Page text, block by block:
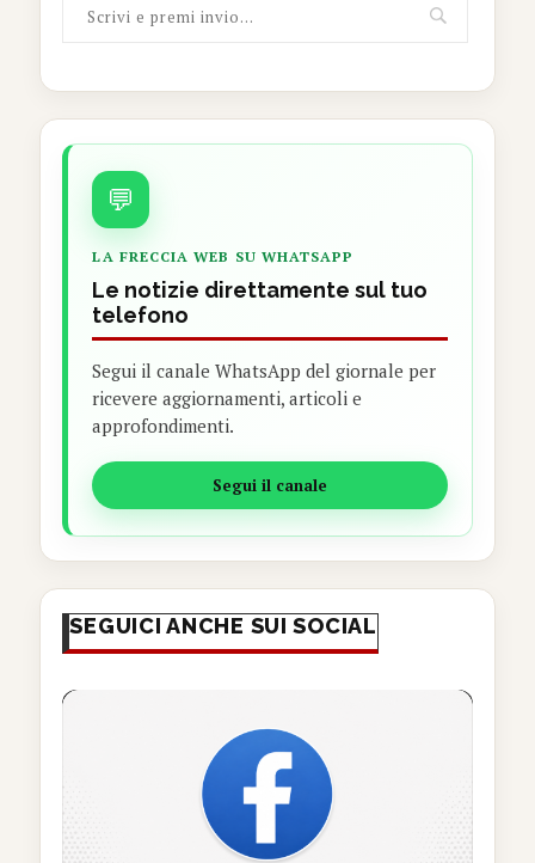
💬
LA FRECCIA WEB SU WHATSAPP
Le notizie direttamente sul tuo
telefono
Segui il canale WhatsApp del giornale per
ricevere aggiornamenti, articoli e
approfondimenti.
Segui il canale
SEGUICI ANCHE SUI SOCIAL